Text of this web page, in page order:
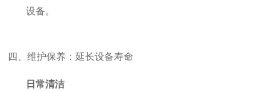
设备。
四、维护保养：延长设备寿命
日常清洁